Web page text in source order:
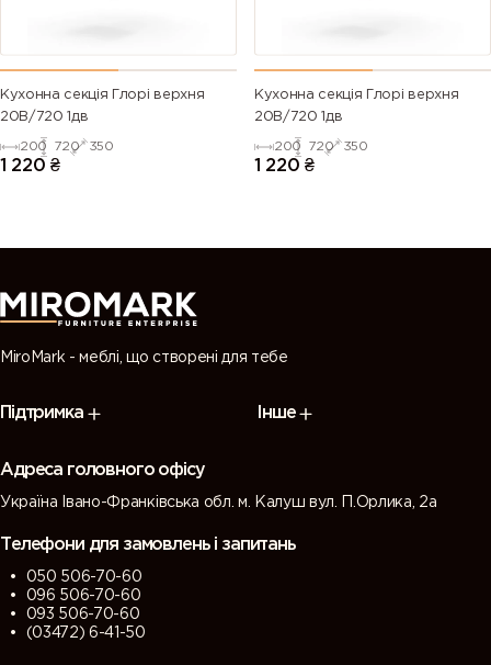
Кухонна секція Глорі верхня
20В/720 1дв
200 720 350
1 220 ₴
Кухонна секція Глорі верхня
20В/720 1дв
200 720 350
1 220 ₴
MiroMark - меблі, що створені для тебе
Підтримка Інше
Адреса головного офісу
Україна Івано-Франківська обл. м. Калуш вул. П.Орлика, 2а
Телефони для замовлень і запитань
050 506-70-60
096 506-70-60
093 506-70-60
(03472) 6-41-50